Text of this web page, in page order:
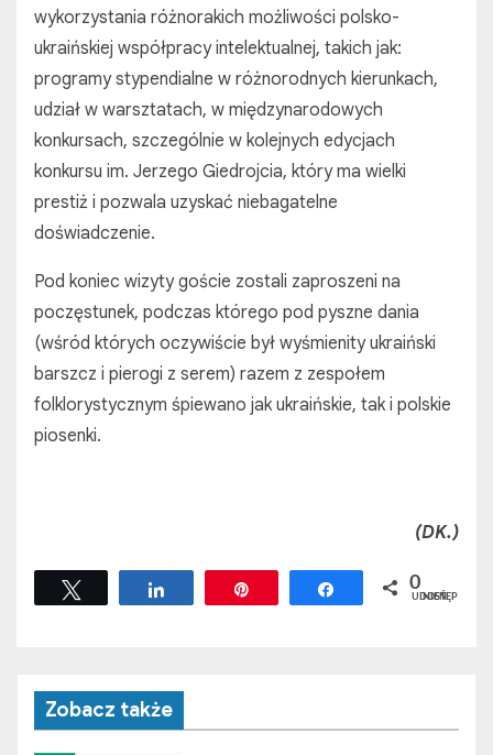
wykorzystania różnorakich możliwości polsko-
ukraińskiej współpracy intelektualnej, takich jak:
programy stypendialne w różnorodnych kierunkach,
udział w warsztatach, w międzynarodowych
konkursach, szczególnie w kolejnych edycjach
konkursu im. Jerzego Giedrojcia, który ma wielki
prestiż і pozwala uzyskać niebagatelne
doświadczenie.
Pod koniec wizyty goście zostali zaproszeni na
poczęstunek, podczas którego pod pyszne dania
(wśród których oczywiście był wyśmienity ukraiński
barszcz i pierogi z serem) razem z zespołem
folklorystycznym śpiewano jak ukraińskie, tak i polskie
piosenki.
(DK.)
Udostępnij Udostępnij
0
UDOSTĘPNIEŃ
Zobacz także